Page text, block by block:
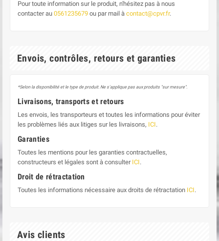
Pour toute information sur le produit, n'hésitez pas à nous
contacter au 0561235679 ou par mail à contact@cpvr.fr.
Envois, contrôles, retours et garanties
*Selon la disponibilité et le type de produit. Ne s'applique pas aux produits "sur mesure".
Livraisons, transports et retours
Les envois, les transporteurs et toutes les informations pour éviter
les problèmes liés aux litiges sur les livraisons, ICI.
Garanties
Toutes les mentions pour les garanties contractuelles,
constructeurs et légales sont à consulter ICI.
Droit de rétractation
Toutes les informations nécessaire aux droits de rétractation ICI.
Avis clients